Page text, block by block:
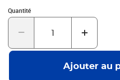
Quantité
Quantité : 1
Ajouter au